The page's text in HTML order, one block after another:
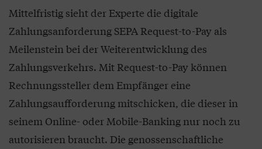
Mittelfristig sieht der Experte die digitale
Zahlungsanforderung SEPA Request-to-Pay als
Meilenstein bei der Weiterentwicklung des
Zahlungsverkehrs. Mit Request-to-Pay können
Rechnungssteller dem Empfänger eine
Zahlungsaufforderung mitschicken, die dieser in
seinem Online- oder Mobile-Banking nur noch zu
autorisieren braucht. Die genossenschaftliche